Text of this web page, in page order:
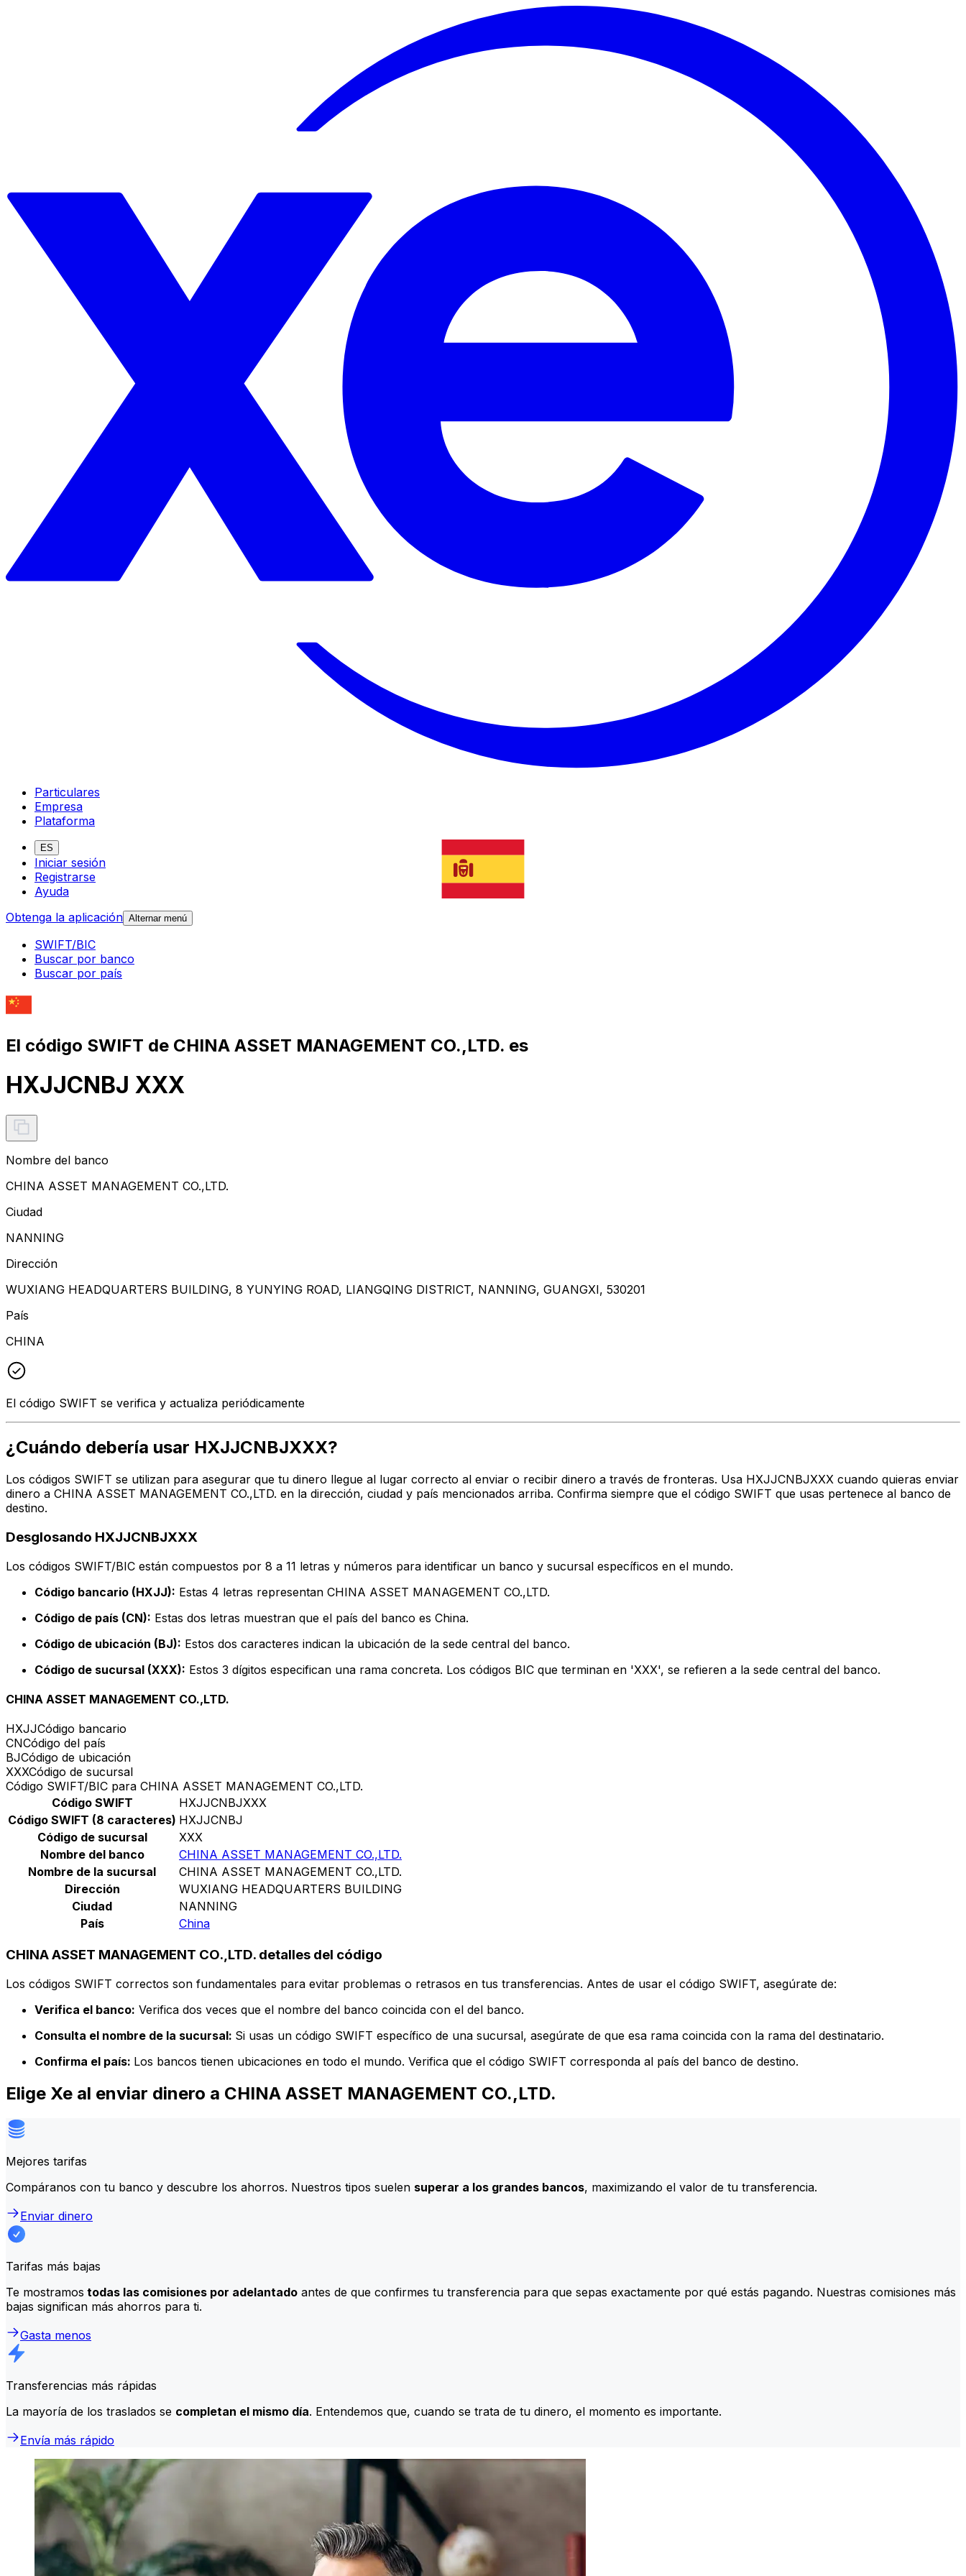
Particulares
Empresa
Plataforma
ES
Iniciar sesión
Registrarse
Ayuda
Obtenga la aplicación Alternar menú
SWIFT/BIC
Buscar por banco
Buscar por país
El código SWIFT de CHINA ASSET MANAGEMENT CO.,LTD. es
HXJJCNBJ XXX
Nombre del banco
CHINA ASSET MANAGEMENT CO.,LTD.
Ciudad
NANNING
Dirección
WUXIANG HEADQUARTERS BUILDING, 8 YUNYING ROAD, LIANGQING DISTRICT, NANNING, GUANGXI, 530201
País
CHINA
El código SWIFT se verifica y actualiza periódicamente
¿Cuándo debería usar HXJJCNBJXXX?
Los códigos SWIFT se utilizan para asegurar que tu dinero llegue al lugar correcto al enviar o recibir dinero a través de fronteras. Usa HXJJCNBJXXX cuando quieras enviar
dinero a CHINA ASSET MANAGEMENT CO.,LTD. en la dirección, ciudad y país mencionados arriba. Confirma siempre que el código SWIFT que usas pertenece al banco de
destino.
Desglosando HXJJCNBJXXX
Los códigos SWIFT/BIC están compuestos por 8 a 11 letras y números para identificar un banco y sucursal específicos en el mundo.
Código bancario (HXJJ): Estas 4 letras representan CHINA ASSET MANAGEMENT CO.,LTD.
Código de país (CN): Estas dos letras muestran que el país del banco es China.
Código de ubicación (BJ): Estos dos caracteres indican la ubicación de la sede central del banco.
Código de sucursal (XXX): Estos 3 dígitos especifican una rama concreta. Los códigos BIC que terminan en 'XXX', se refieren a la sede central del banco.
CHINA ASSET MANAGEMENT CO.,LTD.
HXJJCódigo bancario
CNCódigo del país
BJCódigo de ubicación
XXXCódigo de sucursal
Código SWIFT/BIC para CHINA ASSET MANAGEMENT CO.,LTD.
Código SWIFT
HXJJCNBJXXX
Código SWIFT (8 caracteres) HXJJCNBJ
Código de sucursal
XXX
Nombre del banco
CHINA ASSET MANAGEMENT CO.,LTD.
Nombre de la sucursal
CHINA ASSET MANAGEMENT CO.,LTD.
Dirección
WUXIANG HEADQUARTERS BUILDING
Ciudad
NANNING
País
China
CHINA ASSET MANAGEMENT CO.,LTD. detalles del código
Los códigos SWIFT correctos son fundamentales para evitar problemas o retrasos en tus transferencias. Antes de usar el código SWIFT, asegúrate de:
Verifica el banco: Verifica dos veces que el nombre del banco coincida con el del banco.
Consulta el nombre de la sucursal: Si usas un código SWIFT específico de una sucursal, asegúrate de que esa rama coincida con la rama del destinatario.
Confirma el país: Los bancos tienen ubicaciones en todo el mundo. Verifica que el código SWIFT corresponda al país del banco de destino.
Elige Xe al enviar dinero a CHINA ASSET MANAGEMENT CO.,LTD.
Mejores tarifas
Compáranos con tu banco y descubre los ahorros. Nuestros tipos suelen superar a los grandes bancos, maximizando el valor de tu transferencia.
Enviar dinero
Tarifas más bajas
Te mostramos todas las comisiones por adelantado antes de que confirmes tu transferencia para que sepas exactamente por qué estás pagando. Nuestras comisiones más
bajas significan más ahorros para ti.
Gasta menos
Transferencias más rápidas
La mayoría de los traslados se completan el mismo día. Entendemos que, cuando se trata de tu dinero, el momento es importante.
Envía más rápido